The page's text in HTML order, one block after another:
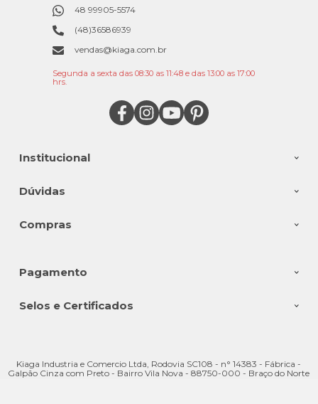
Institucional
Dúvidas
Compras
48 99905-5574
(48)36586939
vendas@kiaga.com.br
Segunda a sexta das 08:30 as 11:48 e das 13:00 as 17:00
hrs.
Pagamento
Selos e Certificados
Kiaga Industria e Comercio Ltda, Rodovia SC108 - n° 14383 - Fábrica -
Galpão Cinza com Preto - Bairro Vila Nova - 88750-000 - Braço do Norte